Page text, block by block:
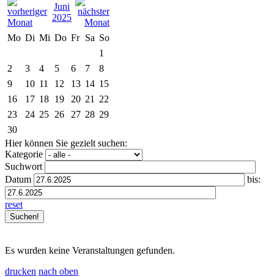
Juni
2025
Mo Di Mi Do Fr Sa So
1
2
3 4 5 6 7
8
9
10 11 12 13 14 15
16
17 18 19 20 21
22
23
24 25 26 27 28 29
30
Hier können Sie gezielt suchen:
Kategorie
Suchwort
Datum
bis:
reset
Es wurden keine Veranstaltungen gefunden.
drucken nach oben